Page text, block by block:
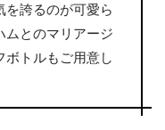
を誇るのが可愛ら
ムとのマリアージ
ボトルもご用意し